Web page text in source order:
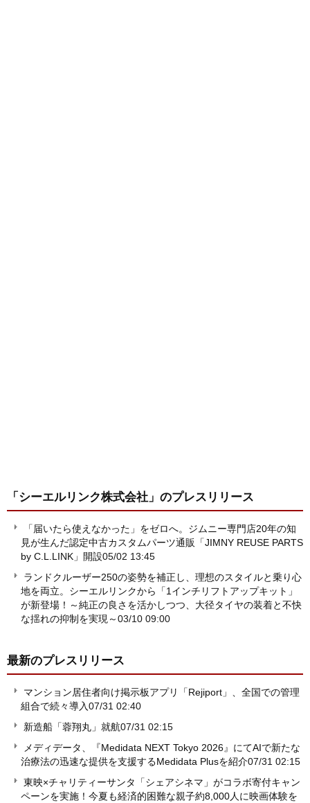
「シーエルリンク株式会社」 のプレスリリース
「届いたら使えなかった」をゼロへ。ジムニー専門店20年の知
見が生んだ認定中古カスタムパーツ通販「JIMNY REUSE PARTS
by C.L.LINK」開設05/02 13:45
ランドクルーザー250の姿勢を補正し、理想のスタイルと乗り心
地を両立。シーエルリンクから「1インチリフトアップキット」
が新登場！～純正の良さを活かしつつ、大径タイヤの装着と不快
な揺れの抑制を実現～03/10 09:00
最新のプレスリリース
マンション居住者向け掲示板アプリ「Rejiport」、全国での管理
組合で続々導入07/31 02:40
新造船「蓉翔丸」就航07/31 02:15
メディデータ、『Medidata NEXT Tokyo 2026』にてAIで新たな
治療法の迅速な提供を支援するMedidata Plusを紹介07/31 02:15
東映×チャリティーサンタ「シェアシネマ」がコラボ寄付キャン
ペーンを実施！今夏も経済的困難な親子約8,000人に映画体験を